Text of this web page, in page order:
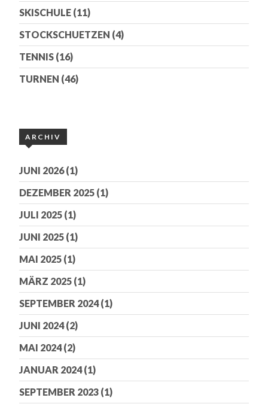
SKISCHULE (11)
STOCKSCHUETZEN (4)
TENNIS (16)
TURNEN (46)
ARCHIV
JUNI 2026(1)
DEZEMBER 2025 (1)
JULI 2025 (1)
JUNI 2025 (1)
MAI 2025 (1)
MÄRZ 2025 (1)
SEPTEMBER 2024(1)
JUNI 2024(2)
MAI 2024(2)
JANUAR 2024(1)
SEPTEMBER 2023 (1)